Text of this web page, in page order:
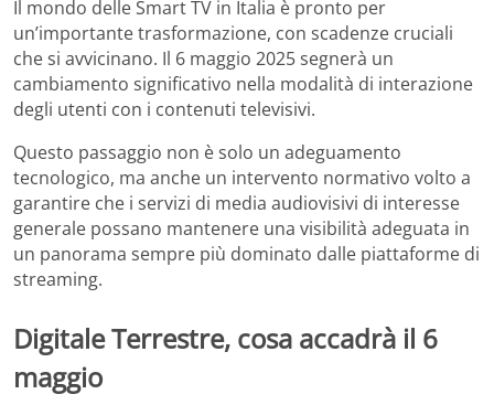
Il mondo delle Smart TV in Italia è pronto per
un’importante trasformazione, con scadenze cruciali
che si avvicinano. Il 6 maggio 2025 segnerà un
cambiamento significativo nella modalità di interazione
degli utenti con i contenuti televisivi.
Questo passaggio non è solo un adeguamento
tecnologico, ma anche un intervento normativo volto a
garantire che i servizi di media audiovisivi di interesse
generale possano mantenere una visibilità adeguata in
un panorama sempre più dominato dalle piattaforme di
streaming.
Digitale Terrestre, cosa accadrà il 6
maggio